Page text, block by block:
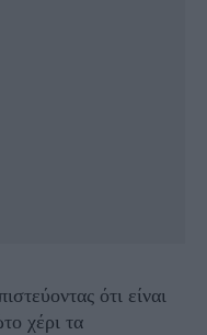
ότι είναι
χέρι τα